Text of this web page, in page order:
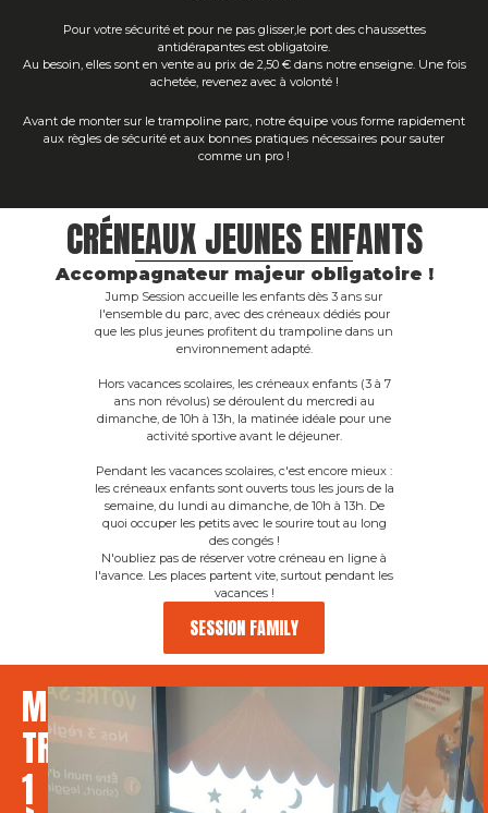
Pour votre sécurité et pour ne pas glisser,le port des chaussettes
antidérapantes est obligatoire.
Au besoin, elles sont en vente au prix de 2,50 € dans notre enseigne. Une fois
achetée, revenez avec à volonté !
Avant de monter sur le trampoline parc, notre équipe vous forme rapidement
aux règles de sécurité et aux bonnes pratiques nécessaires pour sauter
comme un pro !
CRÉNEAUX JEUNES ENFANTS
Accompagnateur majeur obligatoire !
Jump Session accueille les enfants dès 3 ans sur
l'ensemble du parc, avec des créneaux dédiés pour
que les plus jeunes profitent du trampoline dans un
environnement adapté.
Hors vacances scolaires, les créneaux enfants (3 à 7
ans non révolus) se déroulent du mercredi au
dimanche, de 10h à 13h, la matinée idéale pour une
activité sportive avant le déjeuner.
Pendant les vacances scolaires, c'est encore mieux :
les créneaux enfants sont ouverts tous les jours de la
semaine, du lundi au dimanche, de 10h à 13h. De
quoi occuper les petits avec le sourire tout au long
des congés !
N'oubliez pas de réserver votre créneau en ligne à
l'avance. Les places partent vite, surtout pendant les
vacances !
SESSION FAMILY
MINI
TRAMPO
1